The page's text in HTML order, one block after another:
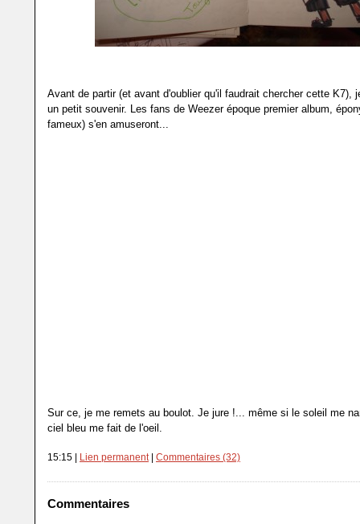
Avant de partir (et avant d'oublier qu'il faudrait chercher cette K7),
un petit souvenir. Les fans de Weezer époque premier album,
fameux) s'en amuseront...
Sur ce, je me remets au boulot. Je jure !... même si le soleil me
ciel bleu me fait de l'oeil.
15:15 | Lien permanent| Commentaires (32)
Commentaires